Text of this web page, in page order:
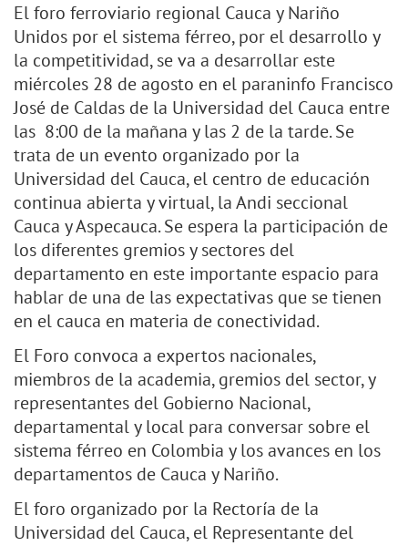
El foro ferroviario regional Cauca y Nariño
Unidos por el sistema férreo, por el desarrollo y
la competitividad, se va a desarrollar este
miércoles 28 de agosto en el paraninfo Francisco
José de Caldas de la Universidad del Cauca entre
las 8:00 de la mañana y las 2 de la tarde. Se
trata de un evento organizado por la
Universidad del Cauca, el centro de educación
continua abierta y virtual, la Andi seccional
Cauca y Aspecauca. Se espera la participación de
los diferentes gremios y sectores del
departamento en este importante espacio para
hablar de una de las expectativas que se tienen
en el cauca en materia de conectividad.
El Foro convoca a expertos nacionales,
miembros de la academia, gremios del sector, y
representantes del Gobierno Nacional,
departamental y local para conversar sobre el
sistema férreo en Colombia y los avances en los
departamentos de Cauca y Nariño.
El foro organizado por la Rectoría de la
Universidad del Cauca, el Representante del